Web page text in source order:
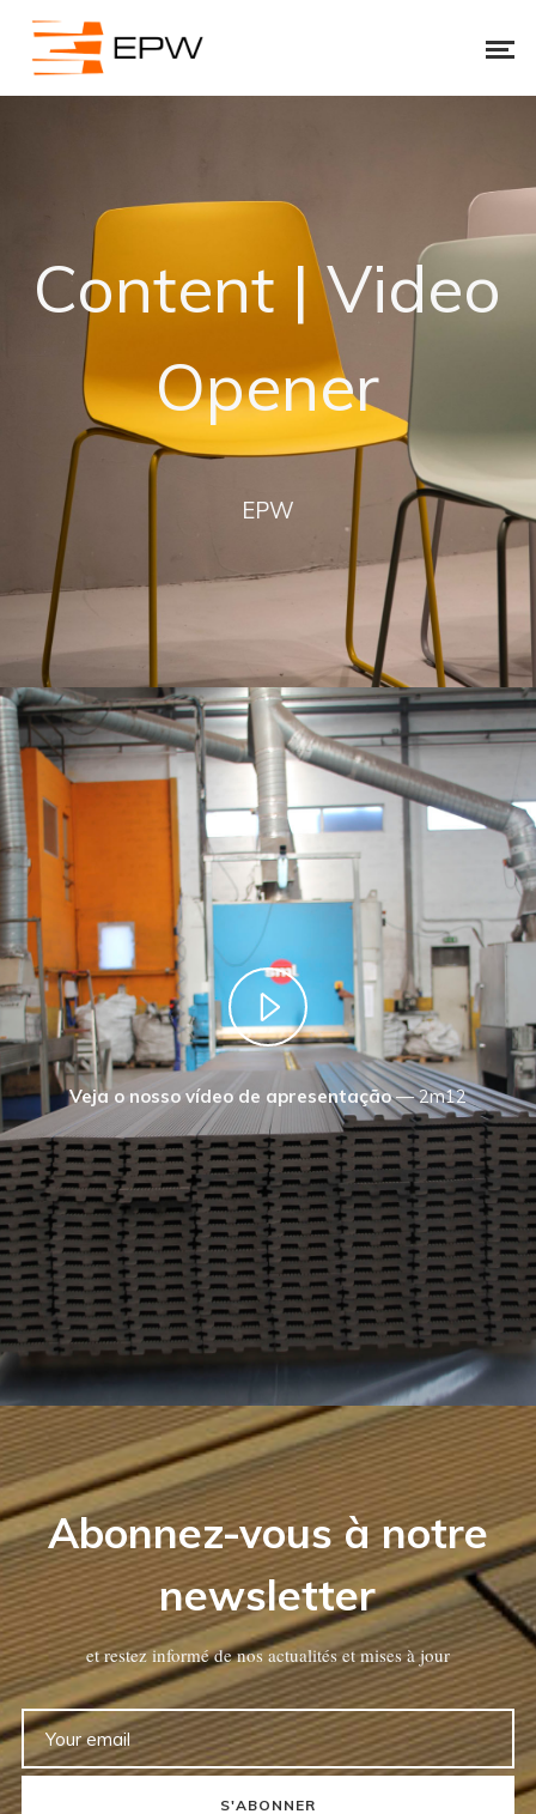
Content | Video
Opener
EPW
Veja o nosso vídeo de apresentação—2m12
Abonnez-vous à notre
newsletter
et restez informé de nos actualités et mises à jour
S'ABONNER